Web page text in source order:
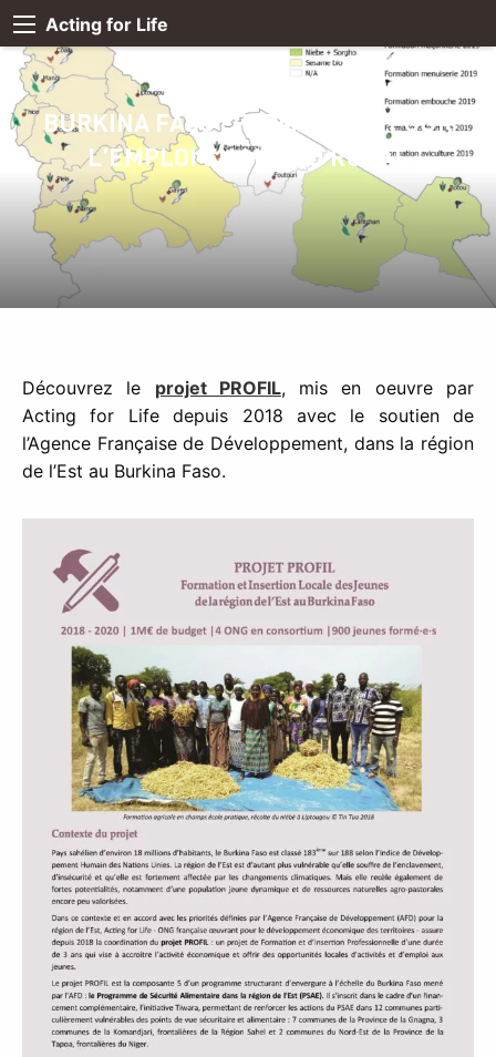
Acting for Life
BURKINA FASO : FORMATIONS POUR
L’EMPLOI EN MILIEU RURAL
Découvrez le projet PROFIL, mis en oeuvre par
Acting for Life depuis 2018 avec le soutien de
l’Agence Française de Développement, dans la région
de l’Est au Burkina Faso.